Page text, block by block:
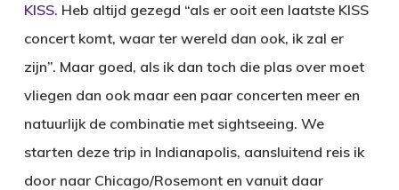
KISS. Heb altijd gezegd “als er ooit een laatste KISS
concert komt, waar ter wereld dan ook, ik zal er
zijn”. Maar goed, als ik dan toch die plas over moet
vliegen dan ook maar een paar concerten meer en
natuurlijk de combinatie met sightseeing. We
starten deze trip in Indianapolis, aansluitend reis ik
door naar Chicago/Rosemont en vanuit daar